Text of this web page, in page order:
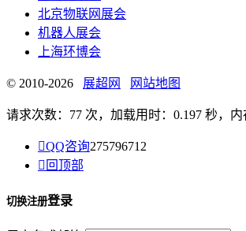
北京物联网展会
机器人展会
上海环博会
© 2010-2026 展超网 网站地图
请求次数：77 次，加载用时：0.197 秒，
QQ咨询275796712
 回顶部
切换注册登录